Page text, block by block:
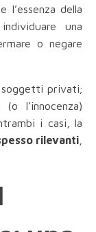
della
una
o negare
privati;
l’innocenza)
i casi, la
rilevanti